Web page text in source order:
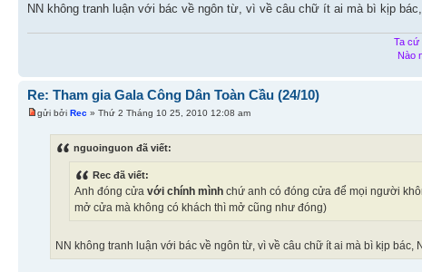
NN không tranh luận với bác về ngôn từ, vì về câu chữ ít ai mà bì kịp
Ta cứ
Nào
Re: Tham gia Gala Công Dân Toàn Cầu (24/10)
gửi bởi Rec » Thứ 2 Tháng 10 25, 2010 12:08 am
nguoinguon đã viết:
Rec đã viết:
Anh đóng cửa với chính mình chứ anh có đóng cửa để mọi người
mở cửa mà không có khách thì mở cũng như đóng)
NN không tranh luận với bác về ngôn từ, vì về câu chữ ít ai mà bì kịp